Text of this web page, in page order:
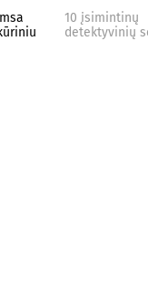
10 įsimintinų
detektyvinių